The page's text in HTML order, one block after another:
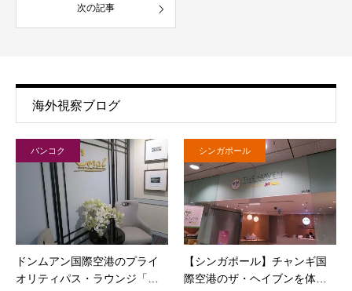
次の記事
海外視察ブログ
バンコク
ドンムアン国際空港のプライ
オリティパス・ラウンジ「…
シンガポール
【シンガポール】チャンギ国
際空港のザ・ヘイブンを体…